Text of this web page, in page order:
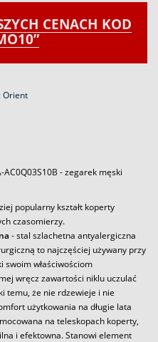
CENACH KOD
Orient
- zegarek męski
popularny kształt koperty
czasomierzy.
- stal szlachetna antyalergiczna
to najczęściej używany przy
swoim właściwościom
wręcz zawartości niklu uczulać
temu, że nie rdzewieje i nie
użytkowania na długie lata
na teleskopach koperty,
i efektowna. Stanowi element